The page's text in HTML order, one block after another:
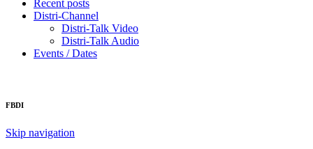
Recent posts
Distri-Channel
Distri-Talk Video
Distri-Talk Audio
Events / Dates
FBDI
Skip navigation